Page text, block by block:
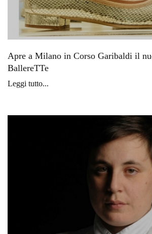
Apre a Milano in Corso Garibaldi il
BallereTTe
Leggi tutto...